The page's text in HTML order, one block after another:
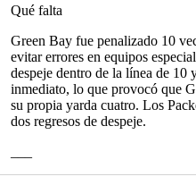
Qué falta
Green Bay fue penalizado 10
evitar errores en equipos
despeje dentro de la línea de 10
inmediato, lo que provocó que
su propia yarda cuatro. Los
dos regresos de despeje.